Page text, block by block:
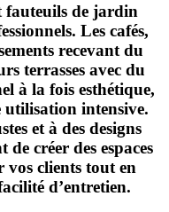
fauteuils de jardin
Les cafés,
recevant du
terrasses avec du
à la fois esthétique,
utilisation intensive.
et à des designs
de créer des espaces
vos clients tout en
d’entretien.